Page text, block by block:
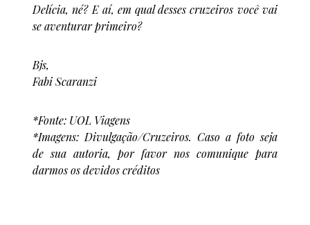
Delícia, né? E aí, em qual desses cruzeiros você vai
se aventurar primeiro?
Bjs,
Fabi Scaranzi
*Fonte: UOL Viagens
*Imagens: Divulgação/Cruzeiros. Caso a foto seja
de sua autoria, por favor nos comunique para
darmos os devidos créditos